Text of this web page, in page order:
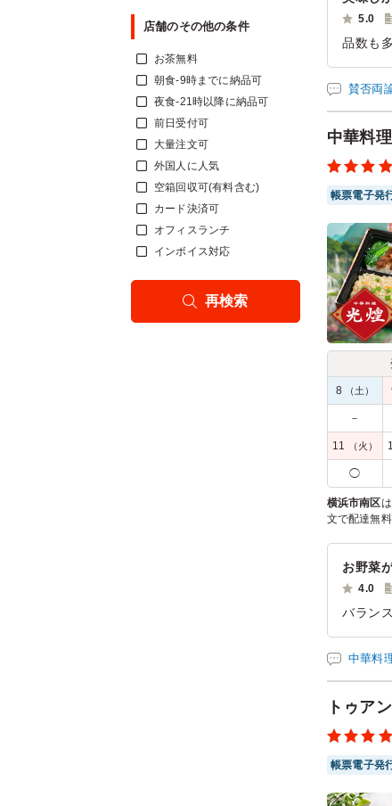
5.0
品数も
す。
ご利用
参加者の
賛否両
中華料
帳票電子発
8 （土）
－
11 （火）
◯
横浜市南区は
文で配達無料
お野菜
4.0
バラン
ご利用シ
参加者の
中華料
トゥア
帳票電子発
店舗のその他の条件
お茶無料
朝食-9時までに納品可
夜食-21時以降に納品可
前日受付可
大量注文可
外国人に人気
空箱回収可(有料含む)
カード決済可
オフィスランチ
インボイス対応
再検索